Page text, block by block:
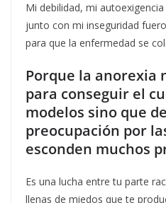
Mi debilidad, mi
junto con mi inseguridad
para que la enfermedad se
Porque la anorexia
para conseguir el
modelos sino que
preocupación por
esconden muchos
Es una lucha entre tu parte
llenas de miedos que te